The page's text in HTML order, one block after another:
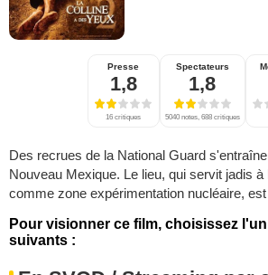
Presse
1,8
16 critiques
Spectateurs
1,8
5040 notes, 688 critiques
Des recrues de la National Guard
Nouveau Mexique. Le lieu, qui servit jadis
comme zone expérimentation nucléaire,
Pour visionner ce film, choisissez
suivants :